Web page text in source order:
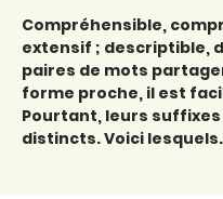
Compréhensible,
extensif ; descriptible,
paires de mots
forme proche, il est
Pourtant, leurs
distincts. Voici lesquels.